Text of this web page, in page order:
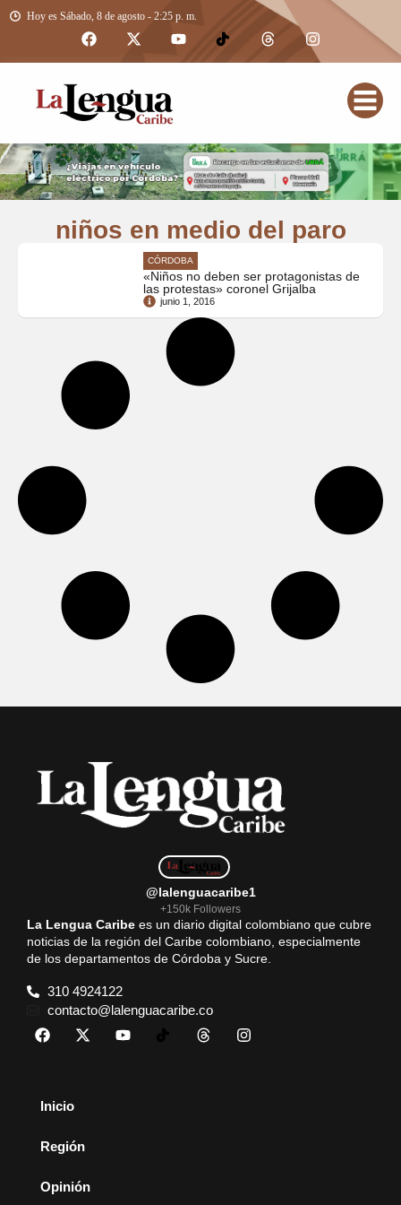
Hoy es Sábado, 8 de agosto - 2:25 p. m.
niños en medio del paro
CÓRDOBA
«Niños no deben ser protagonistas de
las protestas» coronel Grijalba
junio 1, 2016
@lalenguacaribe1
+150k Followers
La Lengua Caribe es un diario digital colombiano que cubre
noticias de la región del Caribe colombiano, especialmente
de los departamentos de Córdoba y Sucre.
310 4924122
contacto@lalenguacaribe.co
Inicio
Región
Opinión